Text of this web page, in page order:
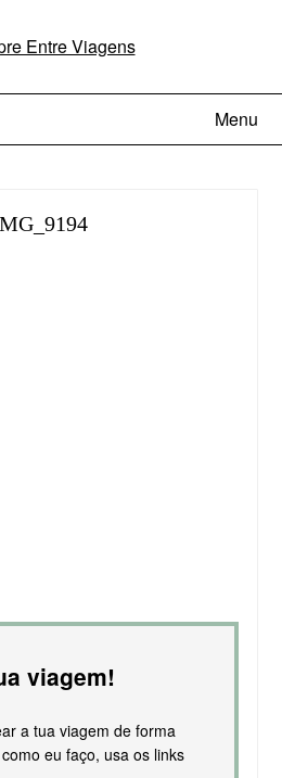
Menu
viagem!
a tua viagem de forma
eu faço, usa os links